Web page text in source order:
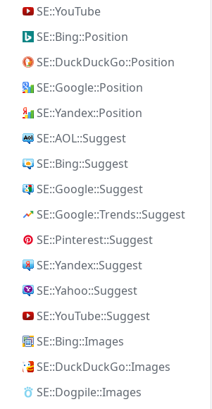
SE::YouTube
SE::Bing::Position
SE::DuckDuckGo::Position
SE::Google::Position
SE::Yandex::Position
SE::AOL::Suggest
SE::Bing::Suggest
SE::Google::Suggest
SE::Google::Trends::Suggest
SE::Pinterest::Suggest
SE::Yandex::Suggest
SE::Yahoo::Suggest
SE::YouTube::Suggest
SE::Bing::Images
SE::DuckDuckGo::Images
SE::Dogpile::Images